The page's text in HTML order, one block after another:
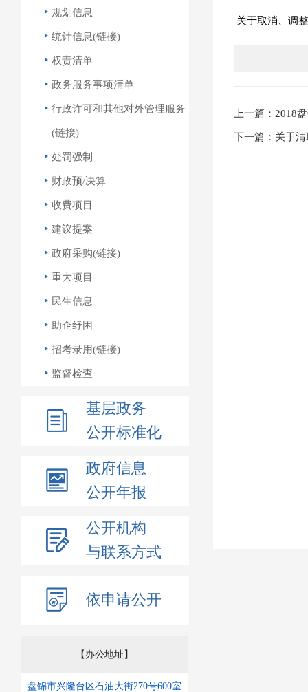
规划信息
统计信息(链接)
权责清单
政务服务事项清单
行政许可和其他对外管理服务
(链接)
处罚强制
财政预/决算
收费项目
建议提案
政府采购(链接)
重大项目
民生信息
助企纾困
招考录用(链接)
监督检查
基层政务
公开标准化
政府信息
公开年报
公开机构
与联系方式
依申请公开
【办公地址】
盘锦市兴隆台区石油大街270号600室
关于取消、调
上一篇：2018
下一篇：关于